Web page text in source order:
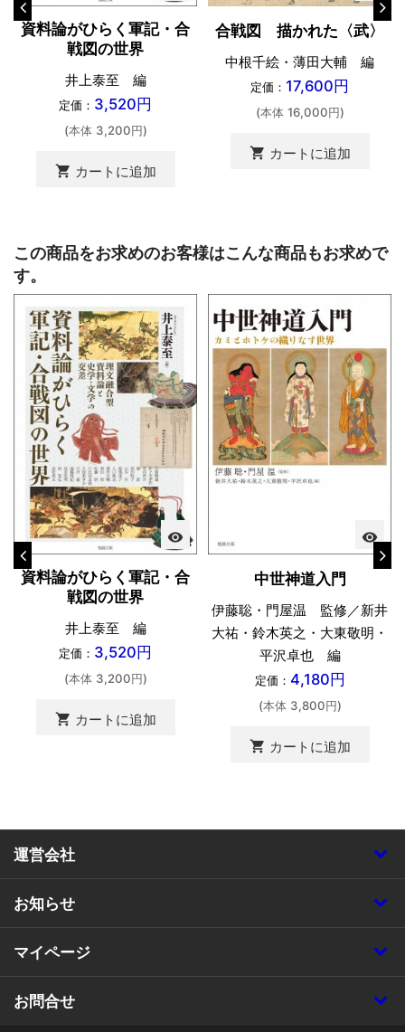
資料論がひらく軍記・合
戦図の世界
井上泰至 編
定価： 3,520円
(本体 3,200円)
shopping_cart カートに追加
合戦図 描かれた〈武〉
中根千絵・薄田大輔 編
定価： 17,600円
(本体 16,000円)
shopping_cart カートに追加
この商品をお求めのお客様はこんな商品もお求めで
す。
visibility
資料論がひらく軍記・合
戦図の世界
井上泰至 編
定価： 3,520円
(本体 3,200円)
shopping_cart カートに追加
visibility
中世神道入門
伊藤聡・門屋温 監修／新井
大祐・鈴木英之・大東敬明・
平沢卓也 編
定価： 4,180円
(本体 3,800円)
shopping_cart カートに追加
運営会社
お知らせ
マイページ
お問合せ